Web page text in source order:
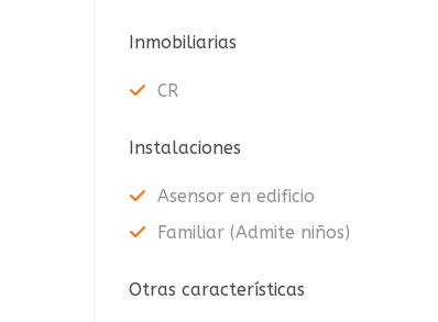
Inmobiliarias
CR
Instalaciones
Asensor en edificio
Familiar (Admite niños)
Otras características